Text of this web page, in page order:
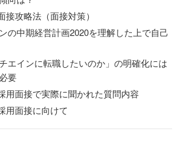
攻略法（面接対策）
の中期経営計画2020を理解した上で自己
エインに転職したいのか」の明確化には
要
用面接で実際に聞かれた質問内容
用面接に向けて